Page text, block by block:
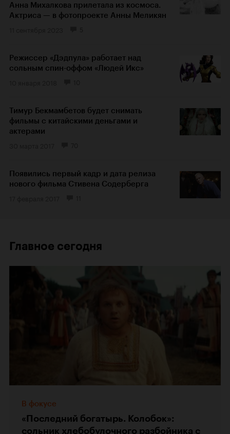
Анна Михалкова прилетала из космоса.
Актриса — в фотопроекте Анны Меликян
Режиссер «Дэдпула» работает над
сольным спин-оффом «Людей Икс»
Тимур Бекмамбетов будет снимать
фильмы с китайскими деньгами и
актерами
Появились первый кадр и дата релиза
нового фильма Стивена Содерберга
Главное сегодня
В фокусе
«Последний богатырь. Колобок»:
сольник хлебобулочного разбойника с